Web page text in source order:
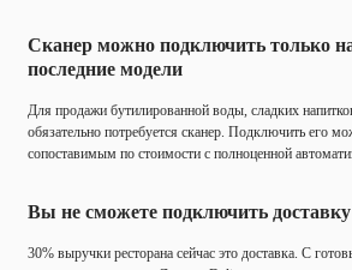
Сканер можно подключить только
последние модели
Для продажи бутилированной воды, сладких
обязательно потребуется сканер. Подключить его
сопоставимым по стоимости с полноценной
Вы не сможете подключить доставку
30% выручки ресторана сейчас это доставка. С